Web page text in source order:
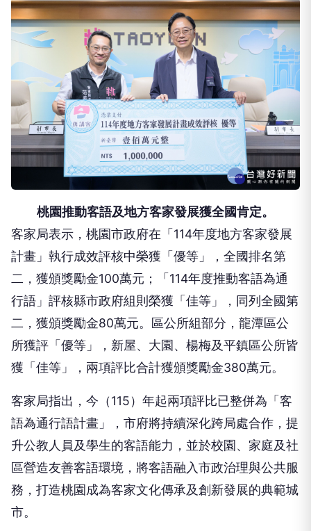
桃園推動客語及地方客家發展獲全國肯定。
客家局表示，桃園市政府在「114年度地方客家發展
計畫」執行成效評核中榮獲「優等」，全國排名第
二，獲頒獎勵金100萬元；「114年度推動客語為通
行語」評核縣市政府組則榮獲「佳等」，同列全國第
二，獲頒獎勵金80萬元。區公所組部分，龍潭區公
所獲評「優等」，新屋、大園、楊梅及平鎮區公所皆
獲「佳等」，兩項評比合計獲頒獎勵金380萬元。
客家局指出，今（115）年起兩項評比已整併為「客
語為通行語計畫」，市府將持續深化跨局處合作，提
升公教人員及學生的客語能力，並於校園、家庭及社
區營造友善客語環境，將客語融入市政治理與公共服
務，打造桃園成為客家文化傳承及創新發展的典範城
市。